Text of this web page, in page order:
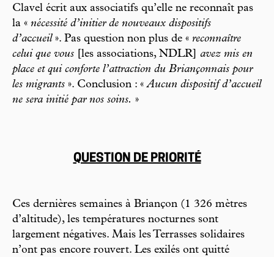
Clavel écrit aux associatifs qu’elle ne reconnaît pas
la « nécessité d’initier de nouveaux dispositifs
d’accueil». Pas question non plus de « reconnaître
celui que vous [les associations, NDLR] avez mis en
place et qui conforte l’attraction du Briançonnais pour
les migrants ». Conclusion : «Aucun dispositif d’accueil
ne sera initié par nos soins. »
QUESTION DE PRIORITÉ
Ces dernières semaines à Briançon (1 326 mètres
d’altitude), les températures nocturnes sont
largement négatives. Mais les Terrasses solidaires
n’ont pas encore rouvert. Les exilés ont quitté